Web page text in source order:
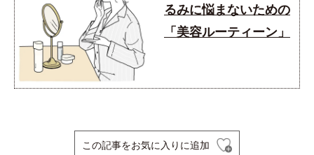
るみに悩まないための
「美容ルーティーン」
この記事をお気に入りに追加